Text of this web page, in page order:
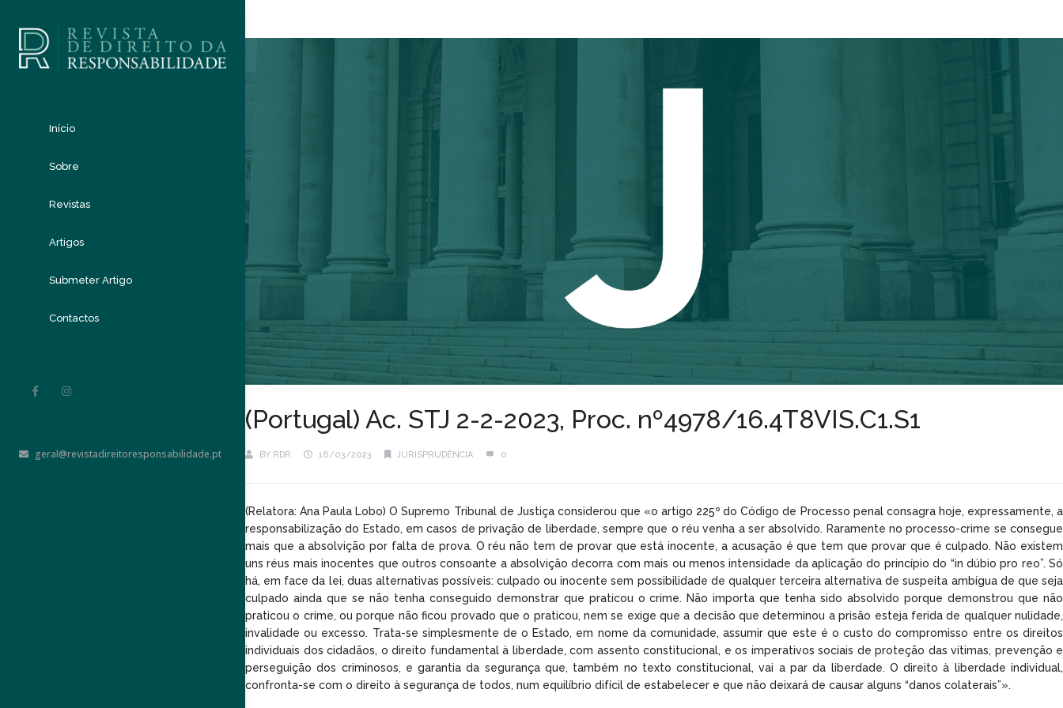
Início
Sobre
Revistas
Artigos
Submeter Artigo
Contactos
geral@revistadireitoresponsabilidade.pt
(Portugal) Ac. STJ 2-2-2023, Proc. nº4978/16.4T8VIS.C1.S1
BY RDR 18/03/2023 JURISPRUDÊNCIA 0
(Relatora: Ana Paula Lobo) O Supremo Tribunal de Justiça considerou que «o artigo 225º do Código de Processo penal consagra hoje, expressamente, a
responsabilização do Estado, em casos de privação de liberdade, sempre que o réu venha a ser absolvido. Raramente no processo-crime se consegue
mais que a absolvição por falta de prova. O réu não tem de provar que está inocente, a acusação é que tem que provar que é culpado. Não existem
uns réus mais inocentes que outros consoante a absolvição decorra com mais ou menos intensidade da aplicação do princípio do “in dúbio pro reo”. Só
há, em face da lei, duas alternativas possíveis: culpado ou inocente sem possibilidade de qualquer terceira alternativa de suspeita ambígua de que seja
culpado ainda que se não tenha conseguido demonstrar que praticou o crime. Não importa que tenha sido absolvido porque demonstrou que não
praticou o crime, ou porque não ficou provado que o praticou, nem se exige que a decisão que determinou a prisão esteja ferida de qualquer nulidade,
invalidade ou excesso. Trata-se simplesmente de o Estado, em nome da comunidade, assumir que este é o custo do compromisso entre os direitos
individuais dos cidadãos, o direito fundamental à liberdade, com assento constitucional, e os imperativos sociais de proteção das vítimas, prevenção e
perseguição dos criminosos, e garantia da segurança que, também no texto constitucional, vai a par da liberdade. O direito à liberdade individual,
confronta-se com o direito à segurança de todos, num equilíbrio difícil de estabelecer e que não deixará de causar alguns “danos colaterais”».